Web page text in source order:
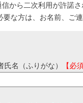
信から二次利用が許諾
要な方は、お名前、ご
氏名（ふりがな） 【必